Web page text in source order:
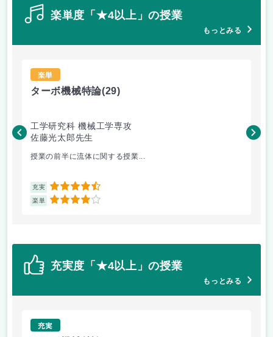
楽単度「★4以上」の授業
もっとみる
楽単
ターボ機械特論(29)
工学研究科 機械工学専攻
佐藤光太郎先生
授業の前半に流体に関する授業...
充実 4.5
楽単 4
橋
充実度「★4以上」の授業
もっとみる
充実